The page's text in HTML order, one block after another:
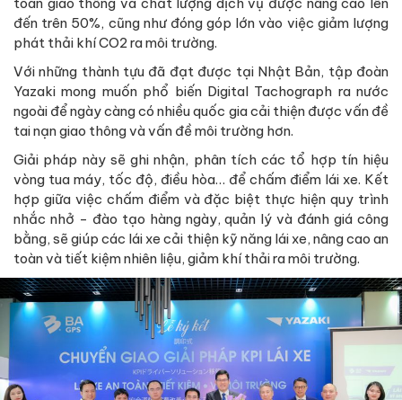
toàn giao thông và chất lượng dịch vụ được nâng cao lên
đến trên 50%, cũng như đóng góp lớn vào việc giảm lượng
phát thải khí CO2 ra môi trường.
Với những thành tựu đã đạt được tại Nhật Bản, tập đoàn
Yazaki mong muốn phổ biến Digital Tachograph ra nước
ngoài để ngày càng có nhiều quốc gia cải thiện được vấn đề
tai nạn giao thông và vấn đề môi trường hơn.
Giải pháp này sẽ ghi nhận, phân tích các tổ hợp tín hiệu
vòng tua máy, tốc độ, điều hòa… để chấm điểm lái xe. Kết
hợp giữa việc chấm điểm và đặc biệt thực hiện quy trình
nhắc nhở - đào tạo hàng ngày, quản lý và đánh giá công
bằng, sẽ giúp các lái xe cải thiện kỹ năng lái xe, nâng cao an
toàn và tiết kiệm nhiên liệu, giảm khí thải ra môi trường.